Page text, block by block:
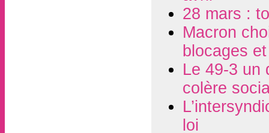
28 mars :
Macron
blocages
Le 49-3 un
colère
loi